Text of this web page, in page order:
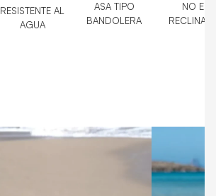
RESISTENTE AL
AGUA
ASA TIPO
BANDOLERA
NO ES